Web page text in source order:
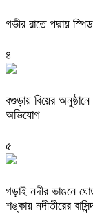
গভীর রাতে পদ্মায়
৪
বগুড়ায় বিয়ের
অভিযোগ
৫
গড়াই নদীর ভাঙনে
শঙ্কায় নদীতীরের